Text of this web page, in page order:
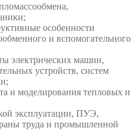
особенности
и вспомогательного
электрических машин,
устройств, систем
и моделирования тепловых и
эксплуатации, ПУЭ,
труда и промышленной